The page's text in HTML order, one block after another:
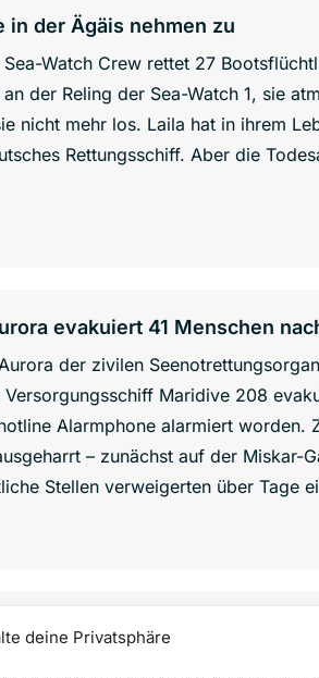
deine Privatsphäre
in der Ägäis nehmen zu
Watch Crew rettet 27
der Reling der Sea-Watch 1, sie
nicht mehr los. Laila hat in ihrem
Rettungsschiff. Aber die
evakuiert 41 Menschen
der zivilen
Versorgungsschiff Maridive 208
Alarmphone alarmiert worden.
– zunächst auf der Miskar-
Stellen verweigerten über Tage
rettet Menschen von
Aurora hat heute